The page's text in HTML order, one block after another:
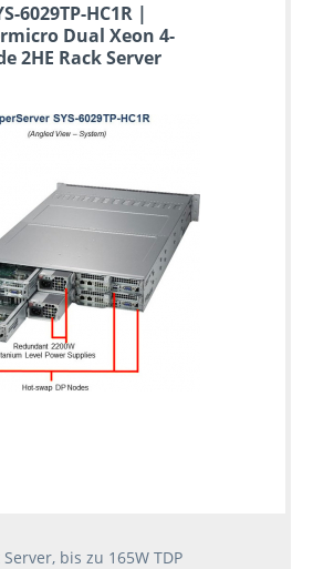
6029TP-HC1R |
Dual Xeon 4-
2HE Rack Server
bis zu 165W TDP